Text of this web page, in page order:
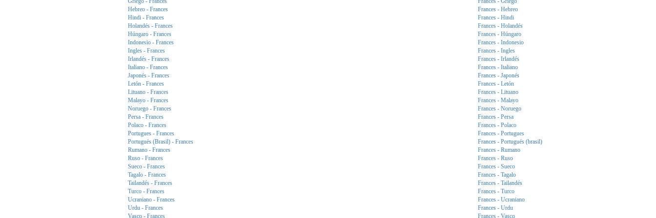
Hebreo - Frances
Frances - Hebreo
Hindi - Frances
Frances - Hindi
Holandés - Frances
Frances - Holandés
Húngaro - Frances
Frances - Húngaro
Indonesio - Frances
Frances - Indonesio
Ingles - Frances
Frances - Ingles
Irlandés - Frances
Frances - Irlandés
Italiano - Frances
Frances - Italiano
Japonés - Frances
Frances - Japonés
Letón - Frances
Frances - Letón
Lituano - Frances
Frances - Lituano
Malayo - Frances
Frances - Malayo
Noruego - Frances
Frances - Noruego
Persa - Frances
Frances - Persa
Polaco - Frances
Frances - Polaco
Portugues - Frances
Frances - Portugues
Portugués (Brasil) - Frances
Frances - Portugués (brasil)
Rumano - Frances
Frances - Rumano
Ruso - Frances
Frances - Ruso
Sueco - Frances
Frances - Sueco
Tagalo - Frances
Frances - Tagalo
Tailandés - Frances
Frances - Tailandés
Turco - Frances
Frances - Turco
Ucraniano - Frances
Frances - Ucraniano
Urdu - Frances
Frances - Urdu
Vasco - Frances
Frances - Vasco